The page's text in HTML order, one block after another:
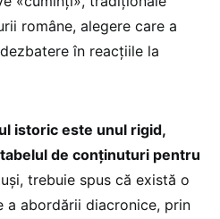
române, alegere care a
în reacțiile la
istoric este unul rigid,
de conținuturi pentru
trebuie spus că există o
a abordării diacronice, prin